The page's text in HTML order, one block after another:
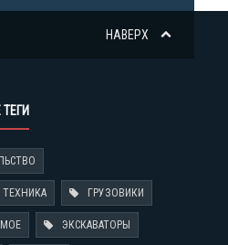
НАВЕРХ
ГРУЗОВИКИ
ЭКСКАВАТОРЫ